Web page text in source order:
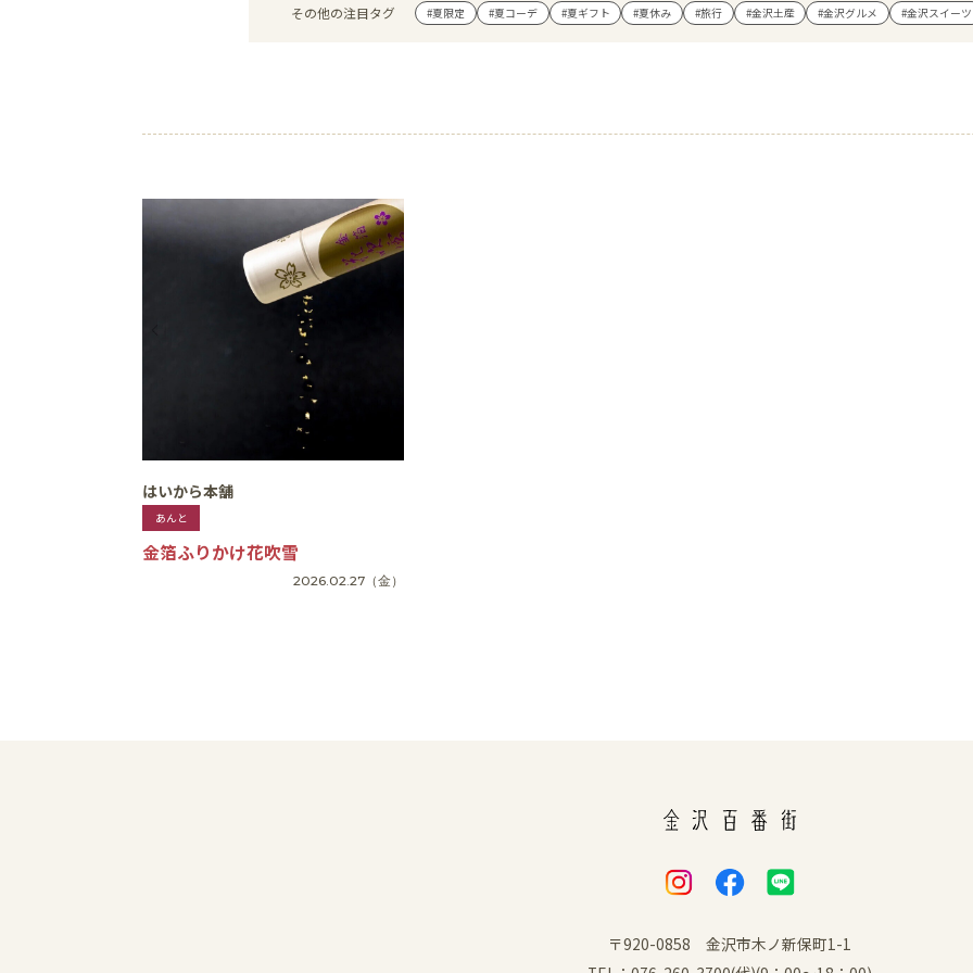
その他の注目タグ #夏限定 #夏コーデ #夏ギフト #夏休み #旅行 #金沢土産 #金沢グルメ #金沢スイーツ
はいから本舗
あんと
金箔ふりかけ花吹雪
2026.02.27（金）
〒920-0858 金沢市木ノ新保町1-1